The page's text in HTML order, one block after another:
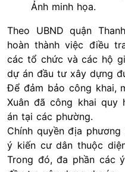
Ảnh minh họa.
Theo UBND quận
hoàn thành việc điều
các tổ chức và các hộ
dự án đầu tư xây dựng
Để đảm bảo công khai,
Xuân đã công khai quy
án tại các phường.
Chính quyền địa
ý kiến cư dân thuộc
Trong đó, đa phần các